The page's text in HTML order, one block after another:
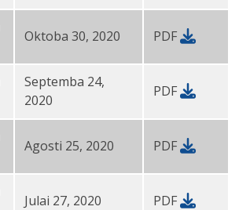
Oktoba 30, 2020 PDF
Septemba 24,
2020
PDF
Agosti 25, 2020 PDF
Julai 27, 2020 PDF